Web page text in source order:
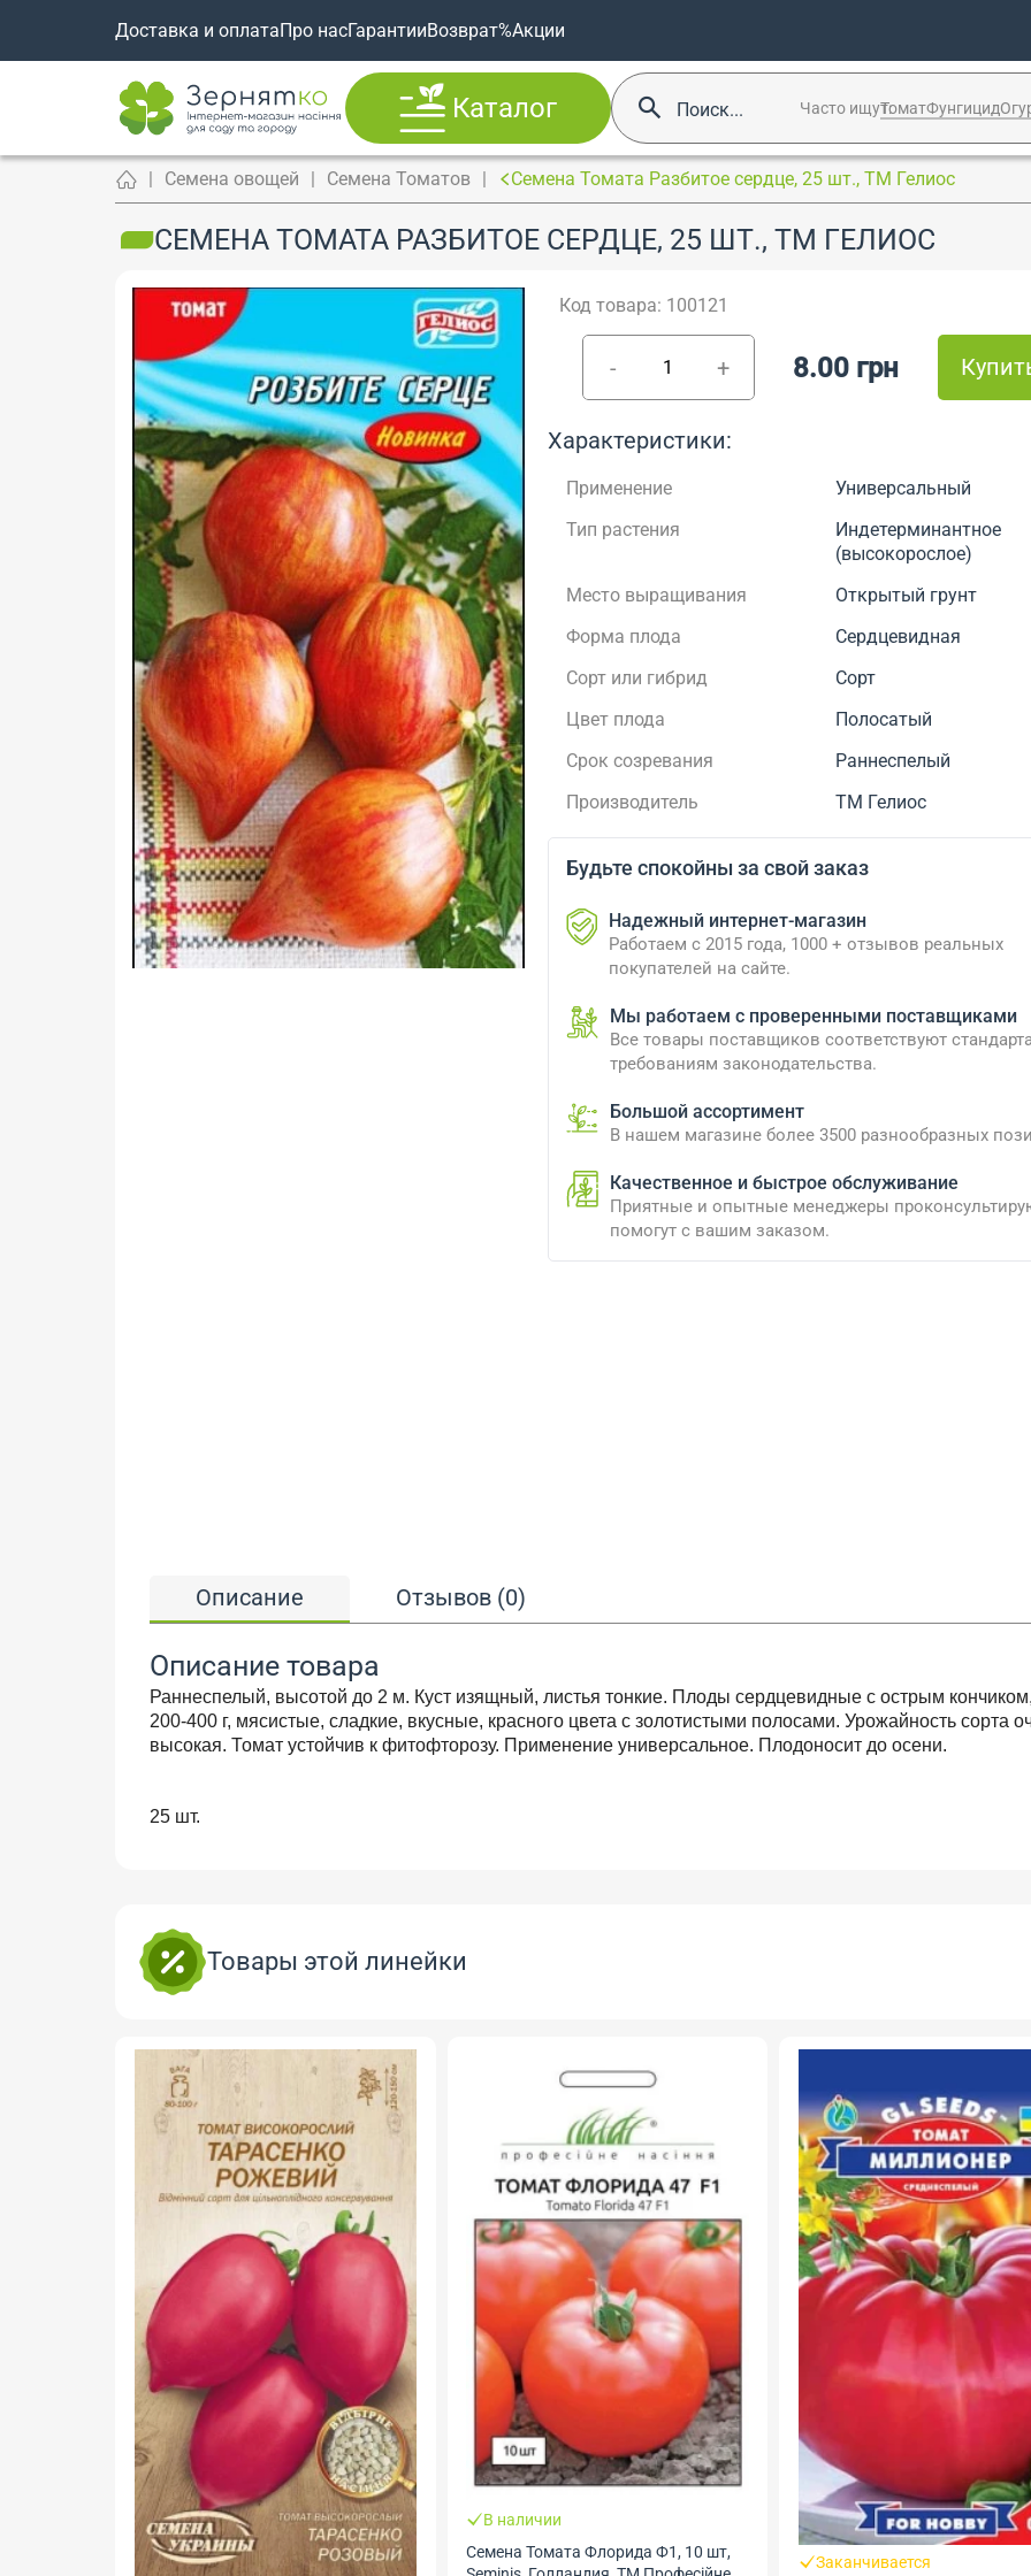
Доставка и оплатаПро насГарантииВозврат%Акции
Каталог Часто ищут:ТоматФунгицид
Семена овощей Семена Томатов Семена Томата Разбитое сердце, 25 шт., ТМ Гелиос
СЕМЕНА ТОМАТА РАЗБИТОЕ СЕРДЦЕ, 25 ШТ., ТМ ГЕЛИОС
Код товара: 100121
- + 8.00 грн
Характеристики:
Применение
Универсальный
Тип растения
Индетерминантное
(высокорослое)
Место выращивания
Открытый грунт
Форма плода
Сердцевидная
Сорт или гибрид
Сорт
Цвет плода
Полосатый
Срок созревания
Раннеспелый
Производитель
ТМ Гелиос
Будьте спокойны за свой заказ
Надежный интернет-магазин
Работаем с 2015 года, 1000 + отзывов реальных
покупателей на сайте.
Мы работаем с проверенными поставщиками
Все товары поставщиков соответствуют
требованиям законодательства.
Большой ассортимент
В нашем магазине более 3500 разнообразных
Качественное и быстрое обслуживание
Приятные и опытные менеджеры
помогут с вашим заказом.
Описание Отзывов (0)
Описание товара
Раннеспелый, высотой до 2 м. Куст изящный, листья тонкие. Плоды сердцевидные с острым
200-400 г, мясистые, сладкие, вкусные, красного цвета с золотистыми полосами. Урожайность сорта
высокая. Томат устойчив к фитофторозу. Применение универсальное. Плодоносит до осени.
25 шт.
Товары этой линейки
В наличии
Семена Томата Флорида Ф1, 10 шт,
Заканчивается В наличии